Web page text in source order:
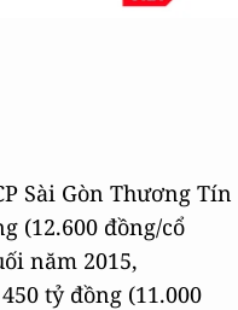
Sài Gòn Thương Tín
(12.600 đồng/cổ
năm 2015,
tỷ đồng (11.000